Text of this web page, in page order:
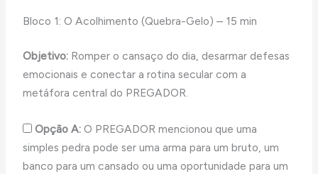
Bloco 1: O Acolhimento (Quebra-Gelo) – 15 min
Objetivo: Romper o cansaço do dia, desarmar defesas
emocionais e conectar a rotina secular com a
metáfora central do PREGADOR.
Opção A: O PREGADOR mencionou que uma
simples pedra pode ser uma arma para um bruto, um
banco para um cansado ou uma oportunidade para um